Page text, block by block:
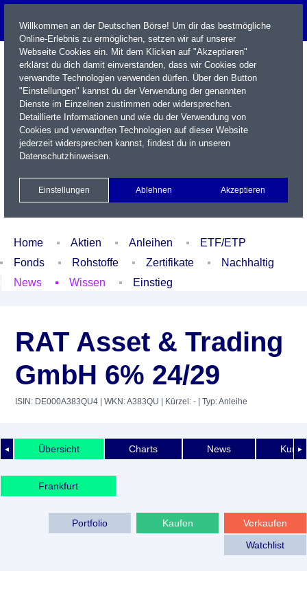
Name / WKN / ISIN / Kürzel
Xetra Realtime
Watchlist Portfolio Login
Home Aktien Anleihen
ETF/ETP
Fonds
Rohstoffe Zertifikate
Nachhaltig
News
Wissen Einstieg
RAT Asset & Trading
GmbH 6% 24/29
ISIN: DE000A383QU4 | WKN: A383QU | Kürzel: - | Typ: Anleihe
◄ ►
Übersicht Charts News
Frankfurt
Verkaufen
Kaufen
Portfolio
Watchlist
Willkommen an der Deutschen Börse! Um dir das bestmögliche
Online-Erlebnis zu ermöglichen, setzen wir auf unserer
Webseite Cookies ein. Mit dem Klicken auf "Akzeptieren"
erklärst du dich damit einverstanden, dass wir Cookies oder
verwandte Technologien verwenden dürfen. Über den Button
"Einstellungen" kannst du der Verwendung der genannten
Dienste im Einzelnen zustimmen oder widersprechen.
Detaillierte Informationen und wie du der Verwendung von
Cookies und verwandten Technologien auf dieser Website
jederzeit widersprechen kannst, findest du in unseren
Datenschutzhinweisen.
Einstellungen Ablehnen Akzeptieren